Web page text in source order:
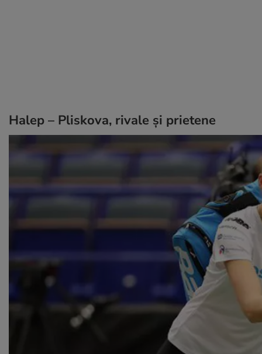
Halep – Pliskova, rivale și prietene